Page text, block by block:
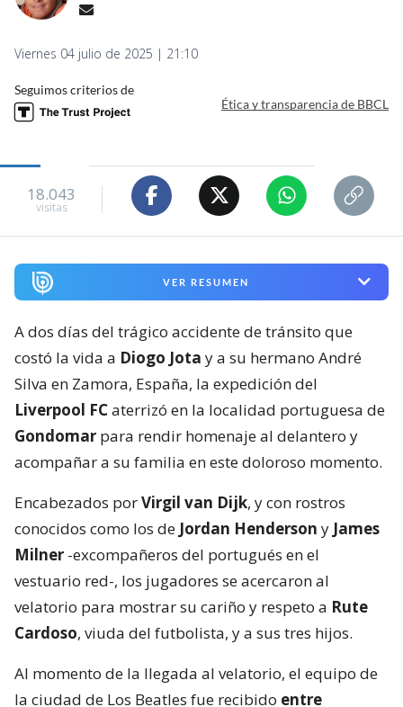
Viernes 04 julio de 2025 | 21:10
Seguimos criterios de
Ética y transparencia de BBCL
18.043
visitas
VER RESUMEN
A dos días del trágico accidente de tránsito que
costó la vida a Diogo Jota y a su hermano André
Silva en Zamora, España, la expedición del
Liverpool FCaterrizó en la localidad portuguesa de
Gondomar para rendir homenaje al delantero y
acompañar a su familia en este doloroso momento.
Encabezados porVirgil van Dijk, y con rostros
conocidos como los de Jordan Henderson y James
Milner -excompañeros del portugués en el
vestuario red-, los jugadores se acercaron al
velatorio para mostrar su cariño y respeto a Rute
Cardoso, viuda del futbolista, y a sus tres hijos.
Al momento de la llegada al velatorio, el equipo de
la ciudad de Los Beatles fue recibido entre